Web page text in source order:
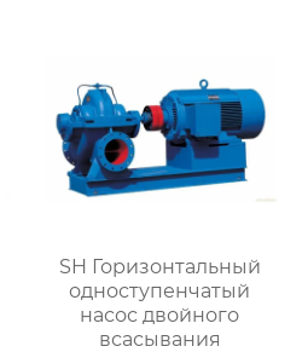
SH Горизонтальный
одноступенчатый
насос двойного
всасывания